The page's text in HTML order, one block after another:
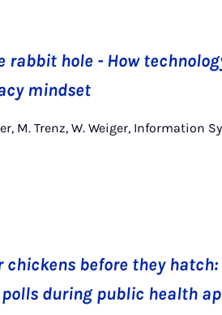
rabbit hole - How
mindset
M. Trenz, W. Weiger, Information
chickens before they
during public health